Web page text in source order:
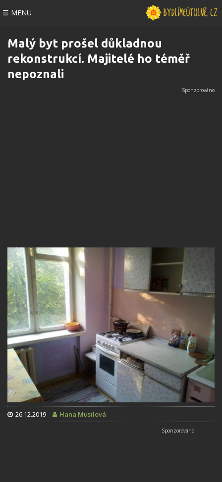
☰ MENU
Malý byt prošel důkladnou
rekonstrukcí. Majitelé ho téměř
nepoznali
26.12.2019 Hana Musilová